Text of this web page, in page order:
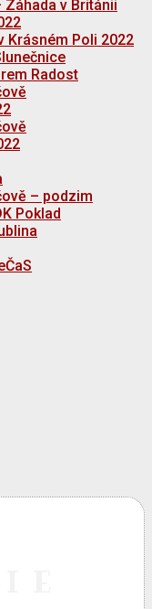
Záhada v Británii
Krásném Poli 2022
Radost
– podzim
Poklad